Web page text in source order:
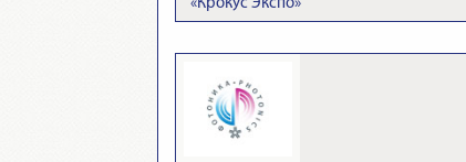
«Крокус Экспо»